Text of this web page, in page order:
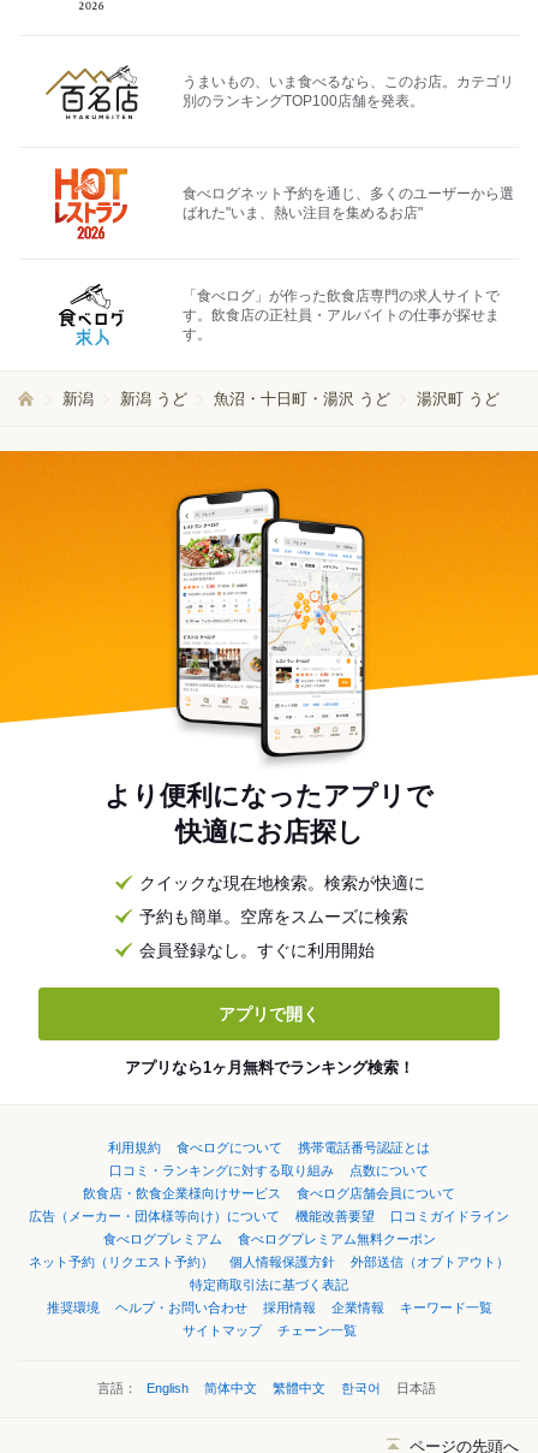
うまいもの、いま食べるなら、このお店。カテゴリ
別のランキングTOP100店舗を発表。
食べログネット予約を通じ、多くのユーザーから選
ばれた"いま、熱い注目を集めるお店"
「食べログ」が作った飲食店専門の求人サイトで
す。飲食店の正社員・アルバイトの仕事が探せま
す。
新潟 新潟 うど 魚沼・十日町・湯沢 うど 湯沢町 うど
より便利になったアプリで
快適にお店探し
クイックな現在地検索。検索が快適に
予約も簡単。空席をスムーズに検索
会員登録なし。すぐに利用開始
アプリで開く
アプリなら1ヶ月無料でランキング検索！
利用規約 食べログについて
携帯電話番号認証とは
口コミ・ランキングに対する取り組み
点数について
飲食店・飲食企業様向けサービス
食べログ店舗会員について
広告（メーカー・団体様等向け）について
機能改善要望
口コミガイドライン
食べログプレミアム
食べログプレミアム無料クーポン
ネット予約（リクエスト予約）
個人情報保護方針
外部送信（オプトアウト）
特定商取引法に基づく表記
推奨環境
ヘルプ・お問い合わせ 採用情報 企業情報
キーワード一覧
サイトマップ
チェーン一覧
言語： English 简体中文 繁體中文 한국어 日本語
ページの先頭へ